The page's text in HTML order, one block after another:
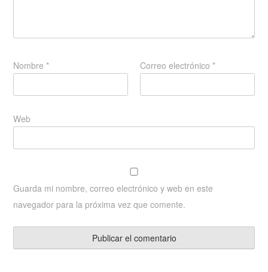
Nombre* Correo electrónico*
Web
Guarda mi nombre, correo electrónico y web en este
navegador para la próxima vez que comente.